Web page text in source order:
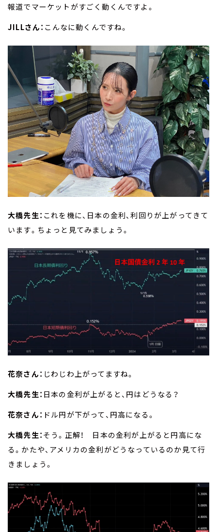
報道でマーケットがすごく動くんですよ。
JILLさん： こんなに動くんですね。
大橋先生： これを機に、日本の金利、利回りが上がってきて
います。ちょっと見てみましょう。
花奈さん： じわじわ上がってますね。
大橋先生： 日本の金利が上がると、円はどうなる？
花奈さん： ドル円が下がって、円高になる。
大橋先生：そう。正解！ 日本の金利が上がると円高にな
る。かたや、アメリカの金利がどうなっているのか見て行
きましょう。